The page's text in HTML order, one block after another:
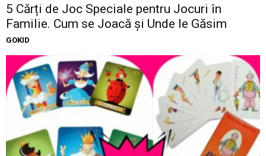
5 Cărți de Joc Speciale pentru Jocuri în
Familie. Cum se Joacă și Unde le Găsim
GOKID